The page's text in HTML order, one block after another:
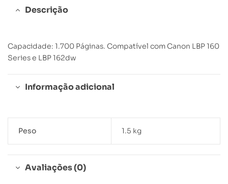
Descrição
Capacidade: 1.700 Páginas. Compatível com Canon LBP 160
Series e LBP 162dw
Informação adicional
Peso 1.5 kg
Avaliações (0)